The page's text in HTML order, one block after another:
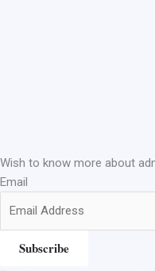
Wish to know more about
Email
Subscribe